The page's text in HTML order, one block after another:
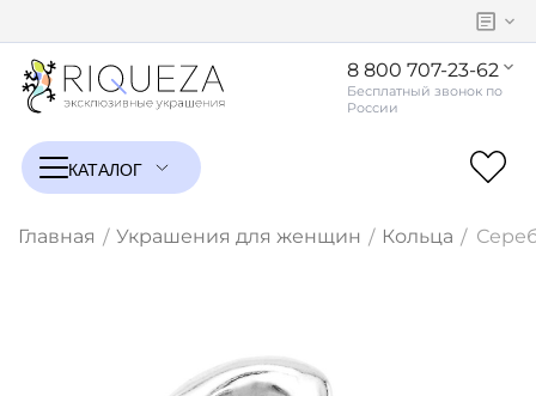
8 800 707-23-62
Главная / Украшения для женщин / Кольца /